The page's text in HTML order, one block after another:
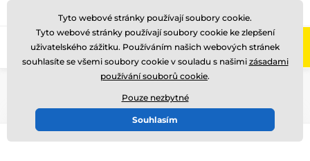
Zavolejte nám (Po-Pá 8-17)
Tyto webové stránky používají soubory cookie.
Tyto webové stránky používají soubory cookie ke zlepšení
uživatelského zážitku. Používáním našich webových stránek
souhlasíte se všemi soubory cookie v souladu s našimi zásadami
používání souborů cookie.
Pouze nezbytné
Souhlasím